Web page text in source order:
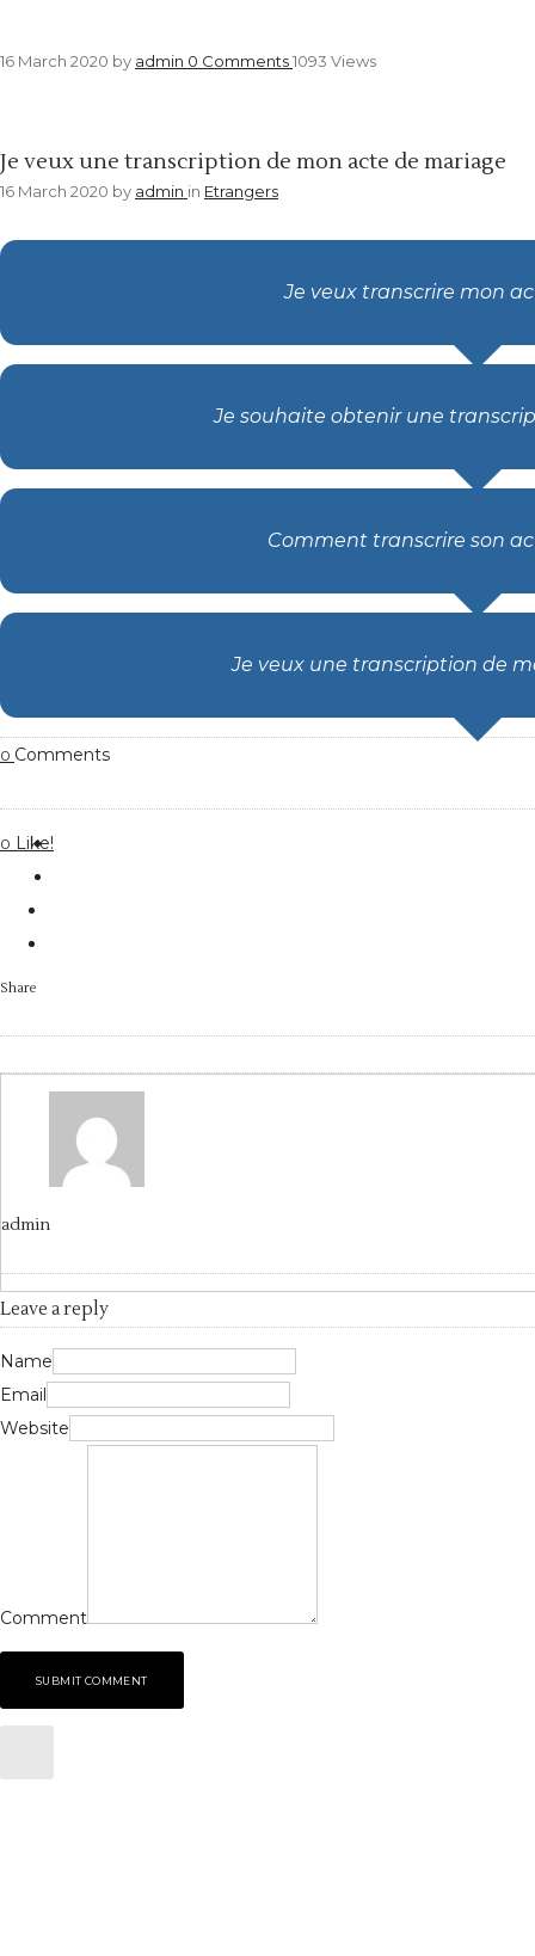
16 March 2020 by admin 0 Comments1093 Views
Je veux une transcription de mon acte de mariage
16 March 2020 by admin in Etrangers
Je veux transcrire mon
Je souhaite obtenir une
Comment transcrire son
Je veux une transcription de
0 Comments
0 Like!
Share
admin
Leave a reply
Name
Email
Website
Comment
SUBMIT COMMENT